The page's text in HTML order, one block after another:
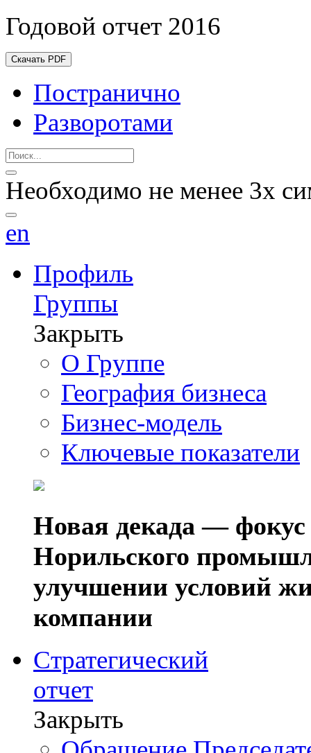
Годовой отчет 2016
Скачать PDF
Постранично
Разворотами
Необходимо не менее 3х
en
Профиль
Группы
Закрыть
О Группе
География бизнеса
Бизнес-модель
Ключевые показатели
Новая декада — фокус
Норильского
улучшении условий
компании
Стратегический
отчет
Закрыть